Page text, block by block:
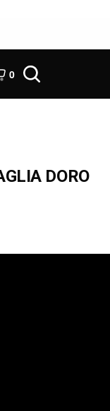
0
DORO